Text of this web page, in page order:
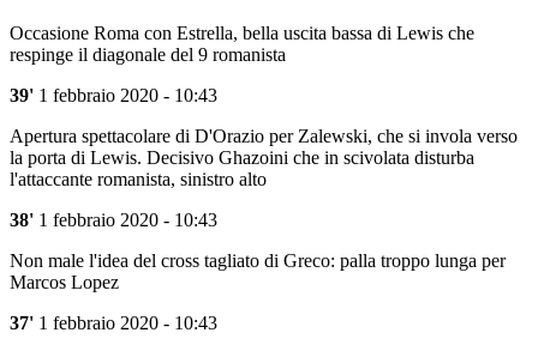
Occasione Roma con Estrella, bella uscita bassa di Lewis che
respinge il diagonale del 9 romanista
39' 1 febbraio 2020 - 10:43
Apertura spettacolare di D'Orazio per Zalewski, che si invola verso
la porta di Lewis. Decisivo Ghazoini che in scivolata disturba
l'attaccante romanista, sinistro alto
38' 1 febbraio 2020 - 10:43
Non male l'idea del cross tagliato di Greco: palla troppo lunga per
Marcos Lopez
37' 1 febbraio 2020 - 10:43